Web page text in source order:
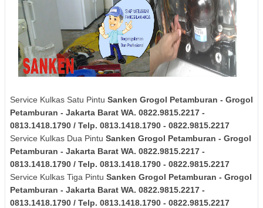
Service Kulkas Satu Pintu Sanken Grogol Petamburan - Grogol
Petamburan - Jakarta Barat WA. 0822.9815.2217 -
0813.1418.1790 / Telp. 0813.1418.1790 - 0822.9815.2217
Service Kulkas Dua Pintu Sanken Grogol Petamburan - Grogol
Petamburan - Jakarta Barat WA. 0822.9815.2217 -
0813.1418.1790 / Telp. 0813.1418.1790 - 0822.9815.2217
Service Kulkas Tiga Pintu Sanken Grogol Petamburan - Grogol
Petamburan - Jakarta Barat WA. 0822.9815.2217 -
0813.1418.1790 / Telp. 0813.1418.1790 - 0822.9815.2217